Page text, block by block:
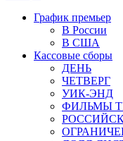
График премьер
В России
В США
Кассовые сборы
ДЕНЬ
ЧЕТВЕРГ
УИК-ЭНД
ФИЛЬМЫ